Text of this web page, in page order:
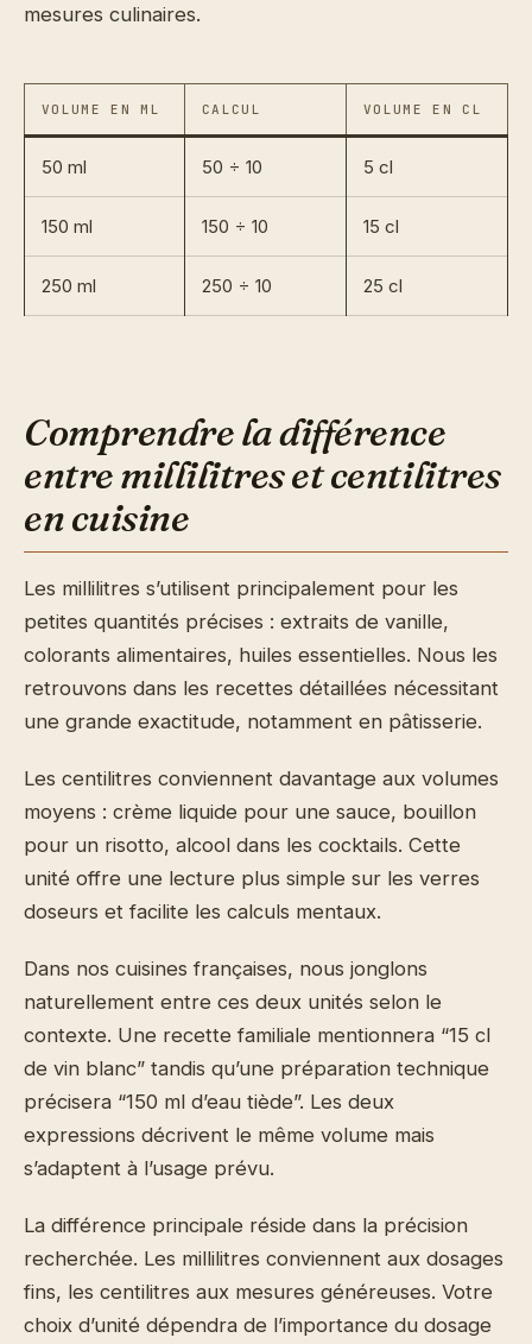
mesures culinaires.
VOLUME EN ML CALCUL VOLUME EN CL
50 ml 50 ÷ 10 5 cl
150 ml 150 ÷ 10 15 cl
250 ml 250 ÷ 10 25 cl
Comprendre la différence
entre millilitres et centilitres
en cuisine
Les millilitres s’utilisent principalement pour les
petites quantités précises : extraits de vanille,
colorants alimentaires, huiles essentielles. Nous les
retrouvons dans les recettes détaillées nécessitant
une grande exactitude, notamment en pâtisserie.
Les centilitres conviennent davantage aux volumes
moyens : crème liquide pour une sauce, bouillon
pour un risotto, alcool dans les cocktails. Cette
unité offre une lecture plus simple sur les verres
doseurs et facilite les calculs mentaux.
Dans nos cuisines françaises, nous jonglons
naturellement entre ces deux unités selon le
contexte. Une recette familiale mentionnera “15 cl
de vin blanc” tandis qu’une préparation technique
précisera “150 ml d’eau tiède”. Les deux
expressions décrivent le même volume mais
s’adaptent à l’usage prévu.
La différence principale réside dans la précision
recherchée. Les millilitres conviennent aux dosages
fins, les centilitres aux mesures généreuses. Votre
choix d’unité dépendra de l’importance du dosage